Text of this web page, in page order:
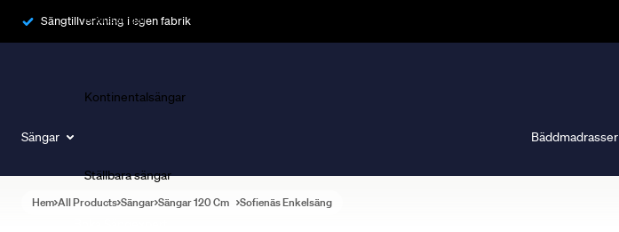
Sängtillverkning i egen fabrik
Sängar
Ramsängar
Kontinentalsängar
Ställbara sängar
Bäddmadrasser
Hem All Products Sängar Sängar 120 Cm Sofienäs Enkelsäng